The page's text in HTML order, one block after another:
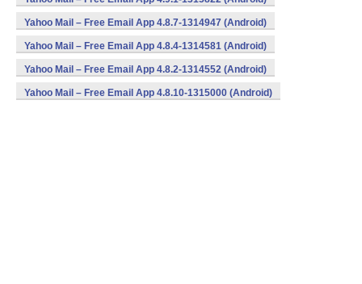
Yahoo Mail – Free Email App 4.8.7-1314947 (Android)
Yahoo Mail – Free Email App 4.8.4-1314581 (Android)
Yahoo Mail – Free Email App 4.8.2-1314552 (Android)
Yahoo Mail – Free Email App 4.8.10-1315000 (Android)